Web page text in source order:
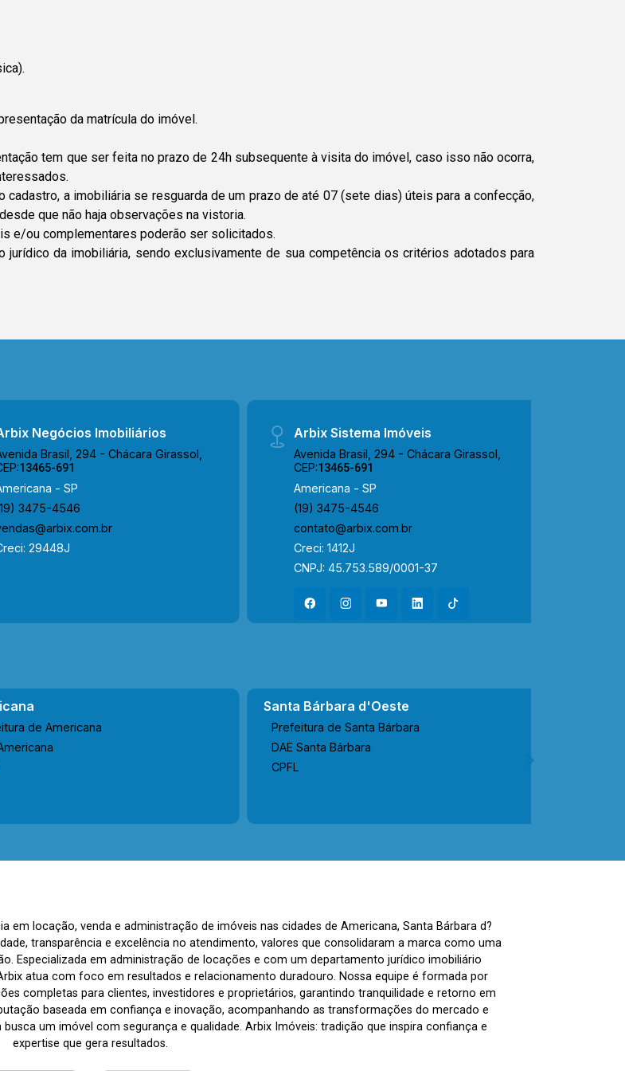
da matrícula do imóvel.
tem que ser feita no prazo de 24h subsequente à visita do imóvel, caso isso não ocorra,
a imobiliária se resguarda de um prazo de até 07 (sete dias) úteis para a confecção,
que não haja observações na vistoria.
e/ou complementares poderão ser solicitados.
da imobiliária, sendo exclusivamente de sua competência os critérios adotados para
Negócios Imobiliários
Brasil, 294 - Chácara Girassol,
13465-691
- SP
3475-4546
29448J
Arbix Sistema Imóveis
Avenida Brasil, 294 - Chácara Girassol,
CEP:13465-691
Americana - SP
(19) 3475-4546
contato@arbix.com.br
Creci: 1412J
CNPJ: 45.753.589/0001-37
de Americana
Santa Bárbara d'Oeste
Prefeitura de Santa Bárbara
DAE Santa Bárbara
CPFL
em locação, venda e administração de imóveis nas cidades de Americana, Santa Bárbara d?
transparência e excelência no atendimento, valores que consolidaram a marca como uma
Especializada em administração de locações e com um departamento jurídico imobiliário
atua com foco em resultados e relacionamento duradouro. Nossa equipe é formada por
completas para clientes, investidores e proprietários, garantindo tranquilidade e retorno em
baseada em confiança e inovação, acompanhando as transformações do mercado e
um imóvel com segurança e qualidade. Arbix Imóveis: tradição que inspira confiança e
expertise que gera resultados.